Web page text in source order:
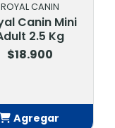
ROYAL CANIN
Canin Mini
2.5 Kg
$18.900
Agregar